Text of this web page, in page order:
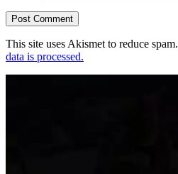
This site uses Akismet to reduce spam.
data is processed.